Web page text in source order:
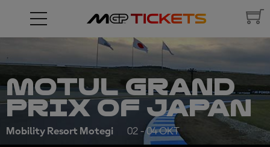
MOTUL GRAND
PRIX OF JAPAN
Mobility Resort Motegi 02 - 04 OKT